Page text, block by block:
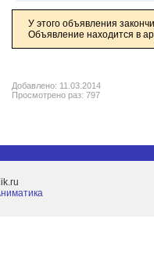
У этого объявления
Объявление находится в
Добавлено: 11.03.2014
Просмотрено раз: 797